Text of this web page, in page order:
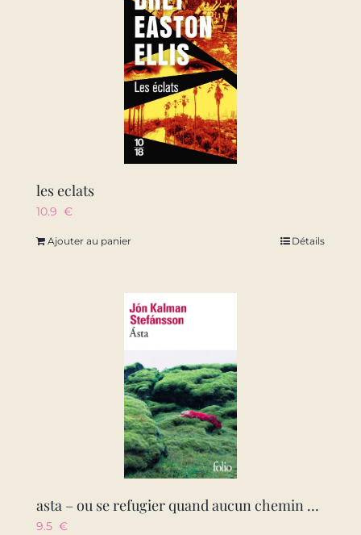
les eclats
10.9 €
Ajouter au panier Détails
asta – ou se refugier quand aucun chemin ne mene hors du monde ?
9.5 €